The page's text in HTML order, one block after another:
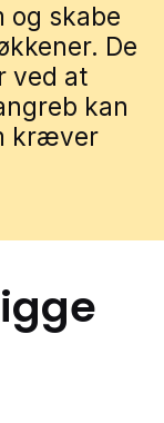
og skabe
De
ved at
kan
kræver